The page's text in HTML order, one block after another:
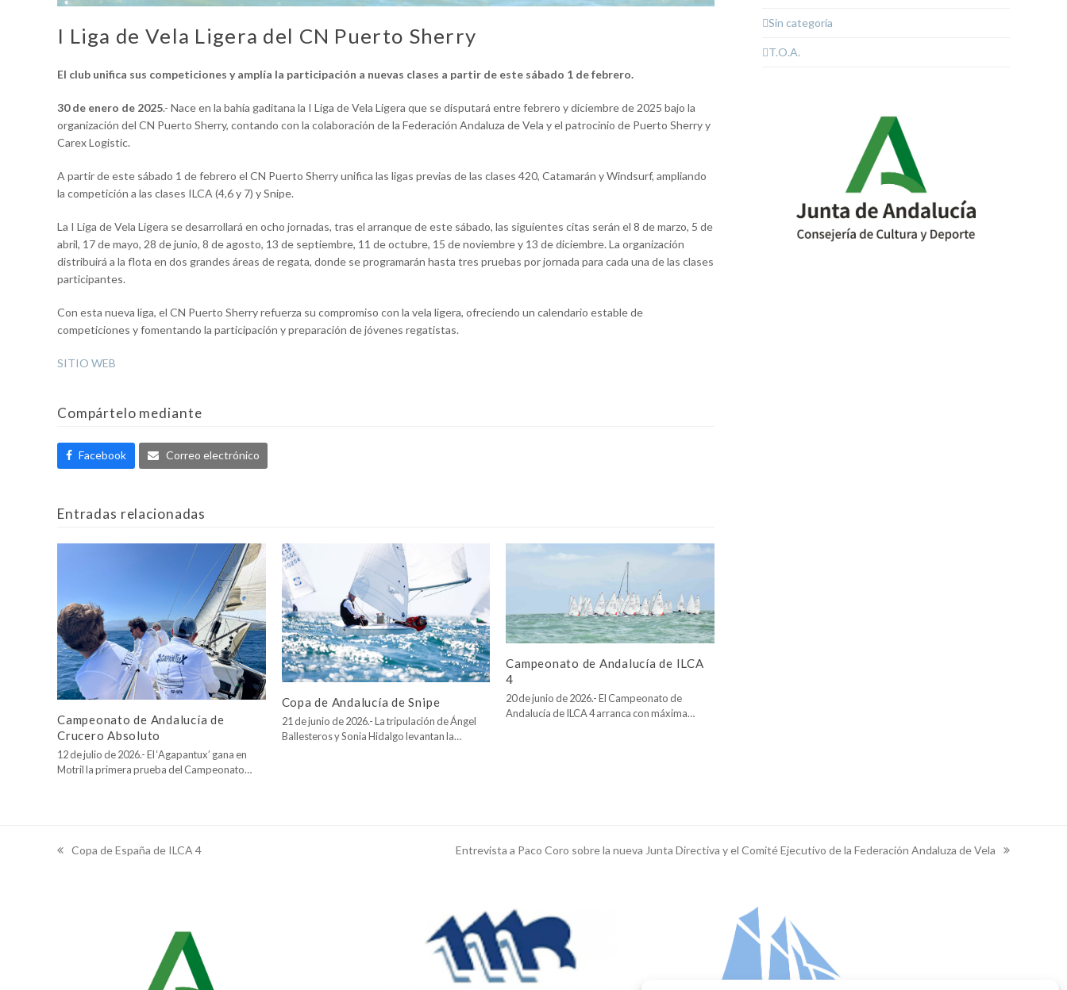
I Liga de Vela Ligera del CN Puerto Sherry
El club unifica sus competiciones y amplía la participación a nuevas clases a partir de este sábado 1 de febrero.
30 de enero de 2025.- Nace en la bahía gaditana la I Liga de Vela Ligera que se disputará entre febrero y diciembre de 2025 bajo la
organización del CN Puerto Sherry, contando con la colaboración de la Federación Andaluza de Vela y el patrocinio de Puerto Sherry y
Carex Logistic.
A partir de este sábado 1 de febrero el CN Puerto Sherry unifica las ligas previas de las clases 420, Catamarán y Windsurf, ampliando
la competición a las clases ILCA (4,6 y 7) y Snipe.
La I Liga de Vela Ligera se desarrollará en ocho jornadas, tras el arranque de este sábado, las siguientes citas serán el 8 de marzo, 5 de
abril, 17 de mayo, 28 de junio, 8 de agosto, 13 de septiembre, 11 de octubre, 15 de noviembre y 13 de diciembre. La organización
distribuirá a la flota en dos grandes áreas de regata, donde se programarán hasta tres pruebas por jornada para cada una de las clases
participantes.
Con esta nueva liga, el CN Puerto Sherry refuerza su compromiso con la vela ligera, ofreciendo un calendario estable de
competiciones y fomentando la participación y preparación de jóvenes regatistas.
SITIO WEB
Compártelo mediante
Facebook Correo electrónico
Entradas relacionadas
Campeonato de Andalucía de
Crucero Absoluto
12 de julio de 2026.- El ‘Agapantux’ gana en
Motril la primera prueba del Campeonato…
Copa de Andalucía de Snipe
21 de junio de 2026.- La tripulación de Ángel
Ballesteros y Sonia Hidalgo levantan la…
Campeonato de Andalucía de ILCA
4
20 de junio de 2026.- El Campeonato de
Andalucía de ILCA 4 arranca con máxima…
Sin categoría
T.O.A.
previous
Copa de España de ILCA 4
next
Entrevista a Paco Coro sobre la nueva Junta Directiva y el Comité Ejecutivo de la Federación Andaluza de Vela